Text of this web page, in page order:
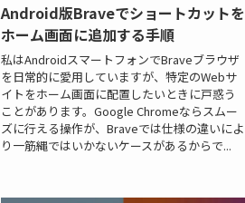
Android版Braveでショートカットを
ホーム画面に追加する手順
私はAndroidスマートフォンでBraveブラウザ
を日常的に愛用していますが、特定のWebサ
イトをホーム画面に配置したいときに戸惑う
ことがあります。Google Chromeならスムー
ズに行える操作が、Braveでは仕様の違いによ
り一筋縄ではいかないケースがあるからで...